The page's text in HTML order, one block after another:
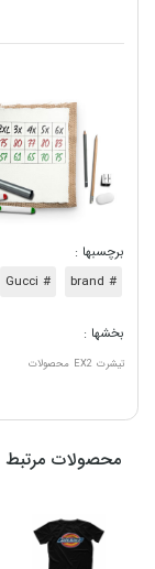
برچسبها :
# brand
# Gucci
بخشها :
تیشرت EX2 محصولات
محصولات مرتبط